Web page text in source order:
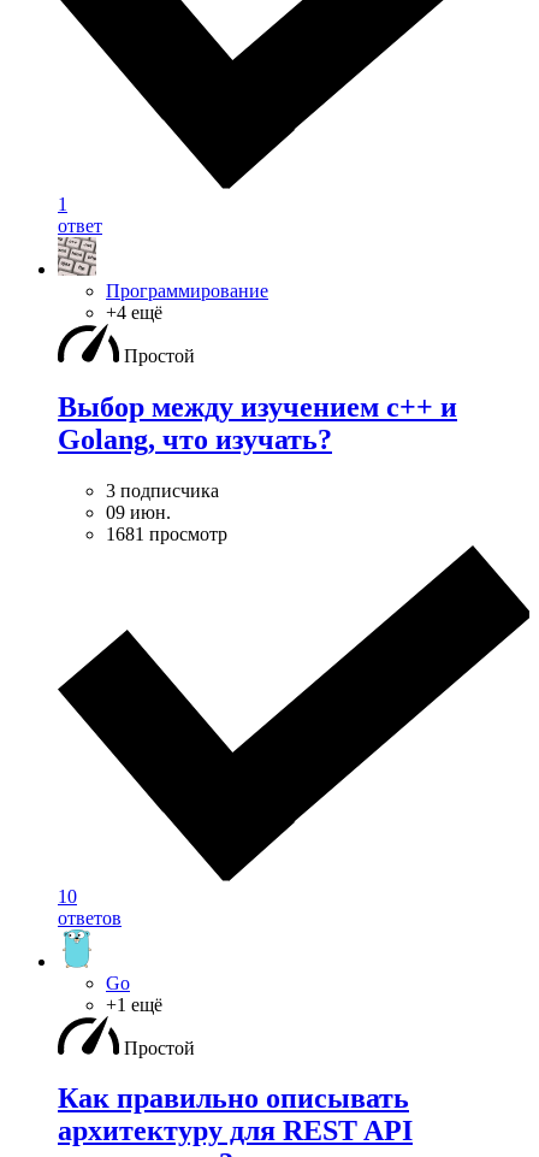
1
ответ
Программирование
+4 ещё
Простой
Выбор между изучением c++ и
Golang, что изучать?
3 подписчика
09 июн.
1681 просмотр
10
ответов
Go
+1 ещё
Простой
Как правильно описывать
архитектуру для REST API